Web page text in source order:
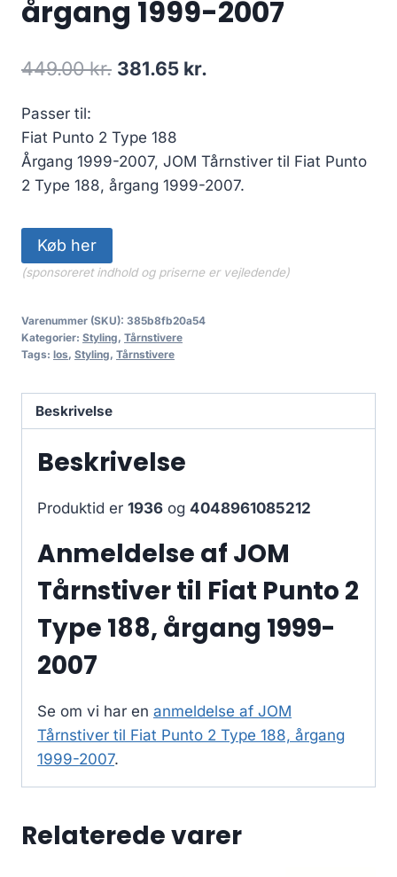
årgang 1999-2007
449.00kr. Den
pris
var:
449.00 kr..
381.65 kr.
er:
381.65 kr..
Passer til:
Fiat Punto 2 Type 188
Årgang 1999-2007, JOM Tårnstiver til Fiat Punto
2 Type 188, årgang 1999-2007.
Køb her
(sponsoreret indhold og priserne er vejledende)
Varenummer (SKU): 385b8fb20a54
Kategorier: Styling, Tårnstivere
Tags: los, Styling, Tårnstivere
Beskrivelse
Beskrivelse
Produktid er 1936 og 4048961085212
Anmeldelse af JOM
Tårnstiver til Fiat Punto 2
Type 188, årgang 1999-
2007
Se om vi har en anmeldelse af JOM
Tårnstiver til Fiat Punto 2 Type 188, årgang
1999-2007.
Relaterede varer